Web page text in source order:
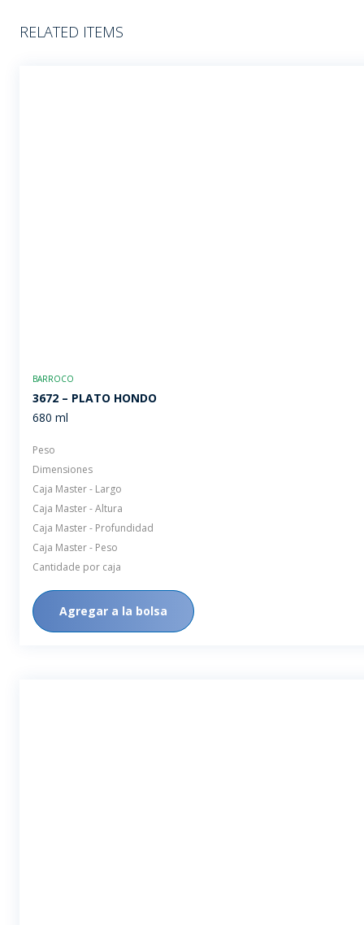
RELATED ITEMS
BARROCO
3672 – PLATO HONDO
680 ml
Peso
Dimensiones
Caja Master - Largo
Caja Master - Altura
Caja Master - Profundidad
Caja Master - Peso
Cantidade por caja
Agregar a la bolsa